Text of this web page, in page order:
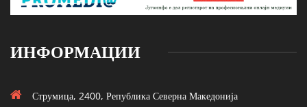
ИНФОРМАЦИИ
Струмица, 2400, Република Северна Македонија